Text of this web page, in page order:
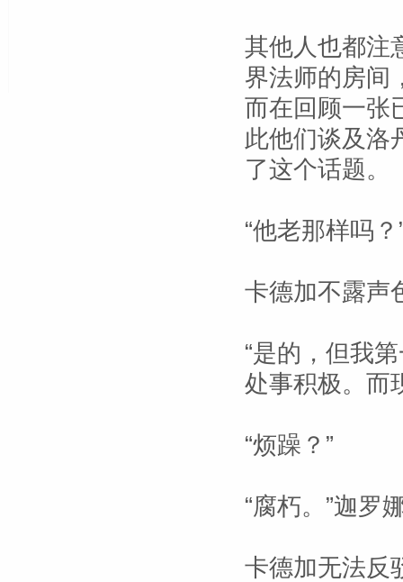
其他人也都注
界法师的房间
而在回顾一张
此他们谈及洛
了这个话题。
“他老那样吗
卡德加不露声
“是的，但我
处事积极。
“烦躁？”
“腐朽。”迦罗
卡德加无法反